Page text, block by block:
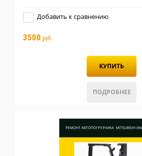
Добавить к сравнению
3500 руб.
КУПИТЬ
ПОДРОБНЕЕ